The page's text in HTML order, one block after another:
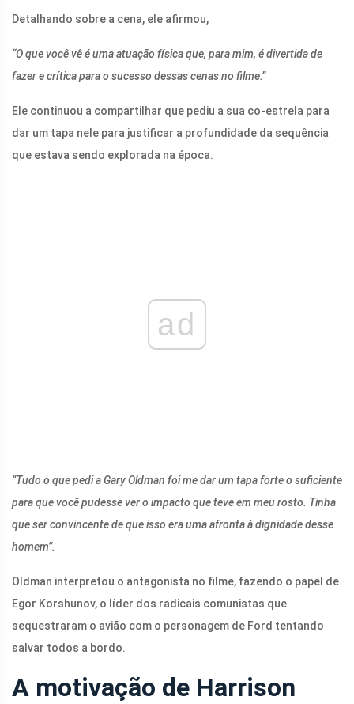
Detalhando sobre a cena, ele afirmou,
“O que você vê é uma atuação física que, para mim, é divertida de
fazer e crítica para o sucesso dessas cenas no filme.”
Ele continuou a compartilhar que pediu a sua co-estrela para
dar um tapa nele para justificar a profundidade da sequência
que estava sendo explorada na época.
ad
“Tudo o que pedi a Gary Oldman foi me dar um tapa forte o suficiente
para que você pudesse ver o impacto que teve em meu rosto. Tinha
que ser convincente de que isso era uma afronta à dignidade desse
homem”.
Oldman interpretou o antagonista no filme, fazendo o papel de
Egor Korshunov, o líder dos radicais comunistas que
sequestraram o avião com o personagem de Ford tentando
salvar todos a bordo.
A motivação de Harrison